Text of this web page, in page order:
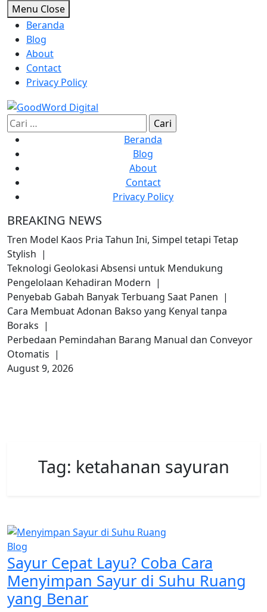
Skip
to
content
Menu Close
Beranda
Blog
About
Contact
Privacy Policy
Cari
untuk:
Beranda
Blog
About
Contact
Privacy Policy
BREAKING NEWS
Tren Model Kaos Pria Tahun Ini, Simpel tetapi Tetap
Stylish |
Teknologi Geolokasi Absensi untuk Mendukung
Pengelolaan Kehadiran Modern |
Penyebab Gabah Banyak Terbuang Saat Panen |
Cara Membuat Adonan Bakso yang Kenyal tanpa
Boraks |
Perbedaan Pemindahan Barang Manual dan Conveyor
Otomatis |
August 9, 2026
Tag: ketahanan sayuran
Blog
Sayur Cepat Layu? Coba Cara
Menyimpan Sayur di Suhu Ruang
yang Benar